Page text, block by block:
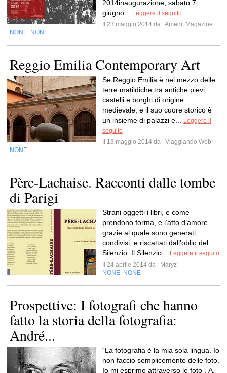
2014inaugurazione, sabato 7
giugno...
Leggere il seguito
Il 23 maggio 2014 da Amedit Magazine
NONE NONE
Reggio Emilia Contemporary Art
Se Reggio Emilia è nel mezzo delle
terre matildiche tra antiche pievi,
castelli e borghi di origine
medievale, e il suo cuore storico è
un insieme di palazzi e...
Leggere il
seguito
Il 13 maggio 2014 da
Viaggiando Web
NONE
Père-Lachaise. Racconti dalle tombe
di Parigi
Strani oggetti i libri, e come
prendono forma, e l’atto d’amore
grazie al quale sono generati,
condivisi, e riscattati dall’oblio del
Silenzio. Il Silenzio...
Leggere il seguito
Il 24 aprile 2014 da
Maryz
NONE NONE
Prospettive: I fotografi che hanno
fatto la storia della fotografia:
André...
“La fotografia è la mia sola lingua. Io
non faccio semplicemente delle foto.
Io mi esprimo attraverso le foto”. A.